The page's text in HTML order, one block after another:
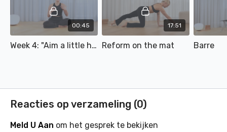
00:45
Week 4: "Aim a little higher"
17:51
Reform on the mat Barre
Reacties op verzameling (0)
Meld U Aan om het gesprek te bekijken